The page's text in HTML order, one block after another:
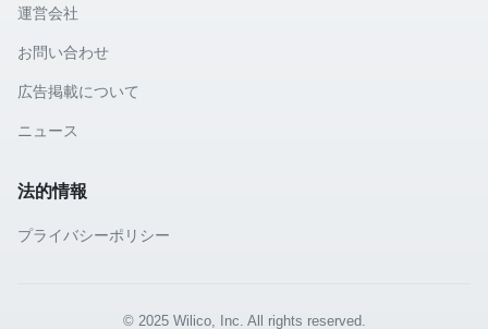
運営会社
お問い合わせ
広告掲載について
ニュース
法的情報
プライバシーポリシー
© 2025 Wilico, Inc. All rights reserved.